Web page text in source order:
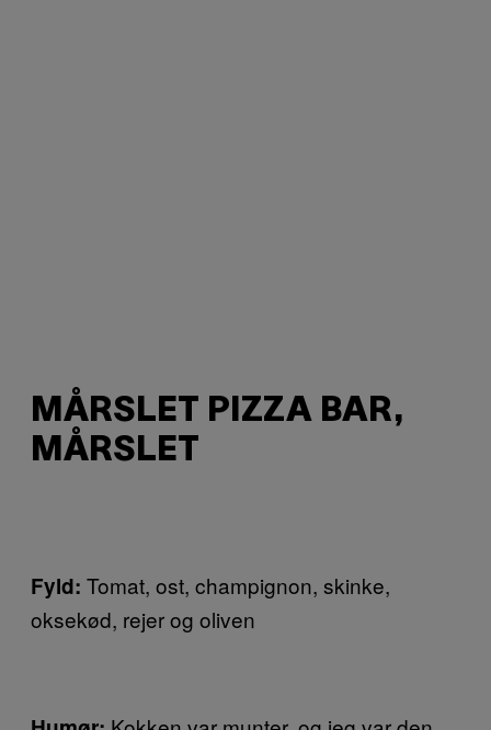
MÅRSLET PIZZA BAR,
MÅRSLET
Fyld: Tomat, ost, champignon, skinke,
oksekød, rejer og oliven